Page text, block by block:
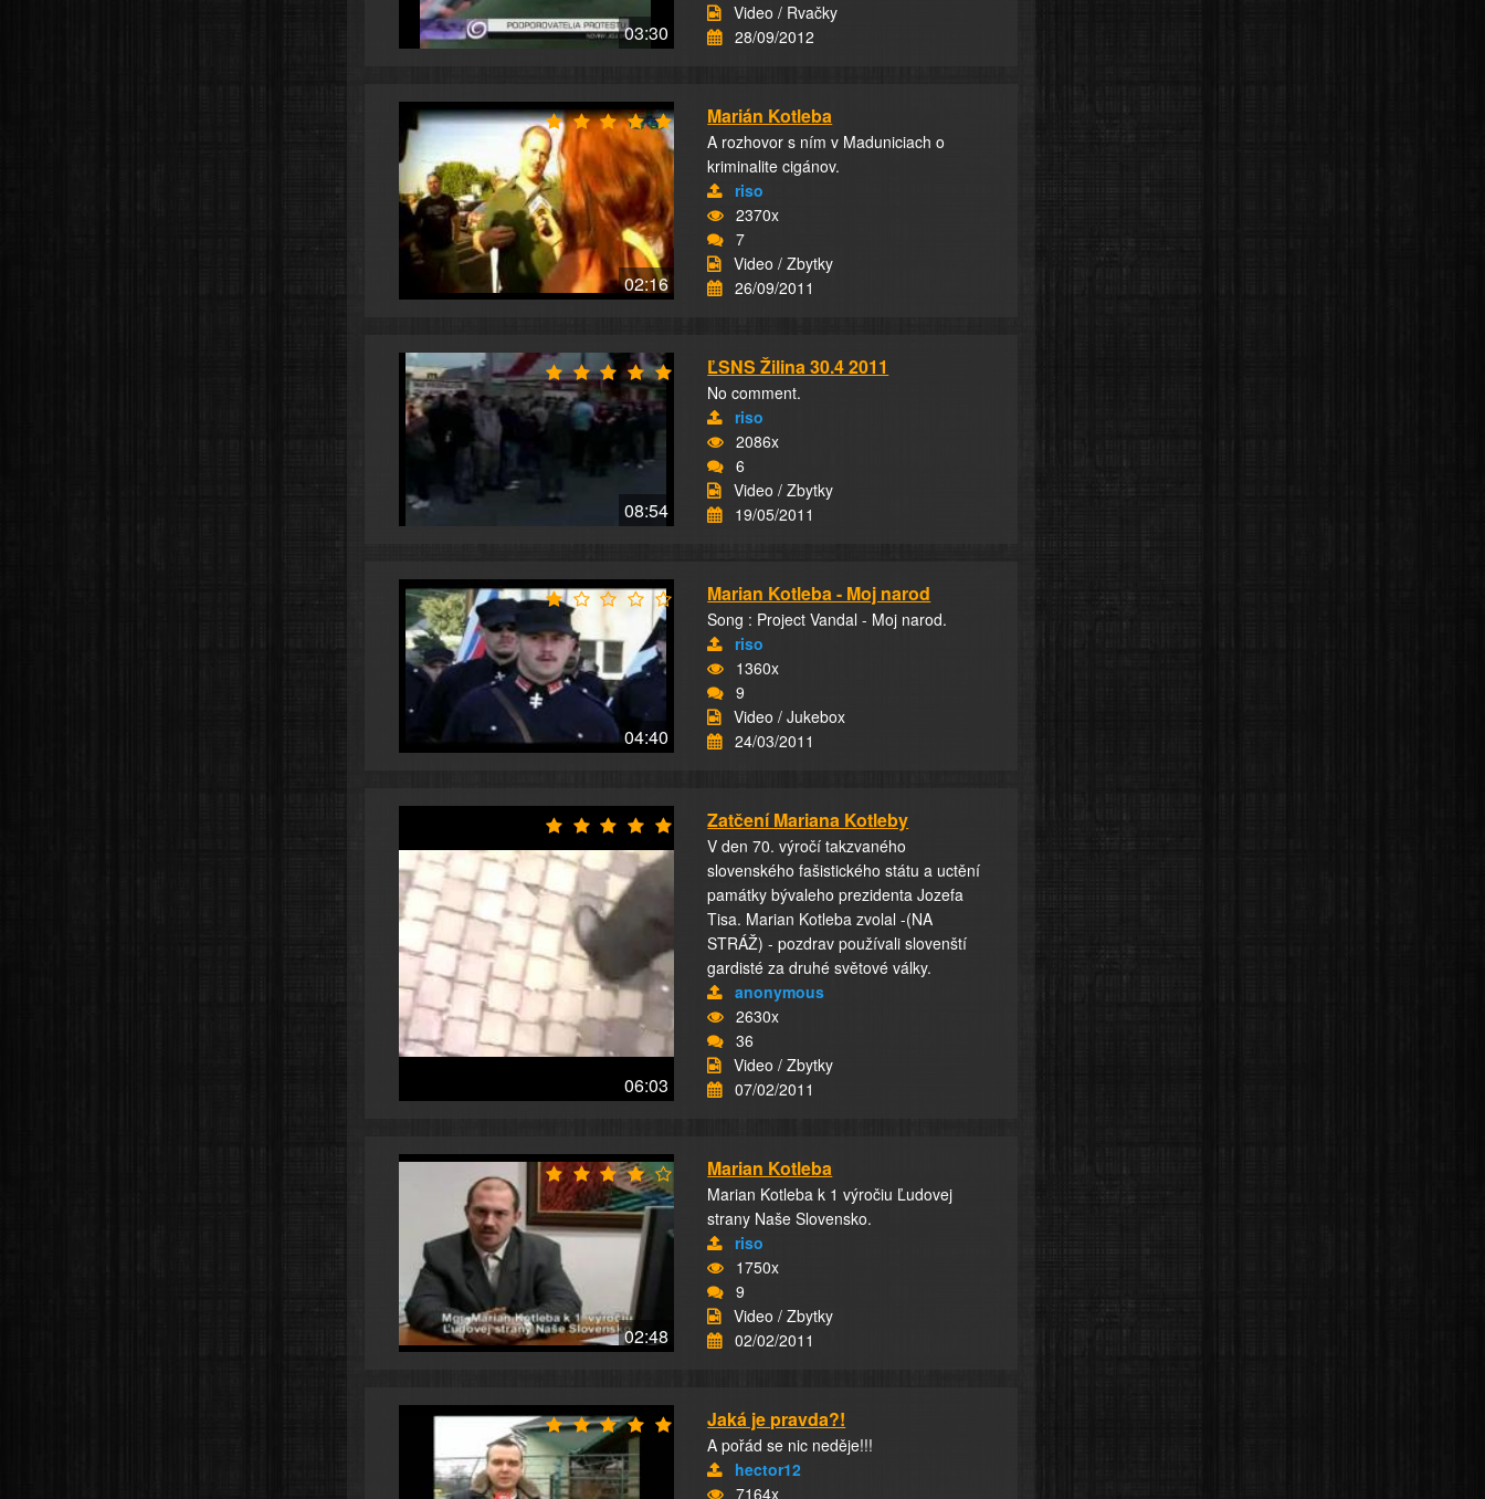
03:30
Video / Rvačky
28/09/2012
02:16
Marián Kotleba
A rozhovor s ním v Maduniciach o
kriminalite cigánov.
riso
2370x
7
Video / Zbytky
26/09/2011
08:54
ĽSNS Žilina 30.4 2011
No comment.
riso
2086x
6
Video / Zbytky
19/05/2011
04:40
Marian Kotleba - Moj narod
Song : Project Vandal - Moj narod.
riso
1360x
9
Video / Jukebox
24/03/2011
06:03
Zatčení Mariana Kotleby
V den 70. výročí takzvaného
slovenského fašistického státu a uctění
památky bývaleho prezidenta Jozefa
Tisa. Marian Kotleba zvolal -(NA
STRÁŽ) - pozdrav používali slovenští
gardisté za druhé světové války.
anonymous
2630x
36
Video / Zbytky
07/02/2011
02:48
Marian Kotleba
Marian Kotleba k 1 výročiu Ľudovej
strany Naše Slovensko.
riso
1750x
9
Video / Zbytky
02/02/2011
Jaká je pravda?!
A pořád se nic neděje!!!
hector12
7164x